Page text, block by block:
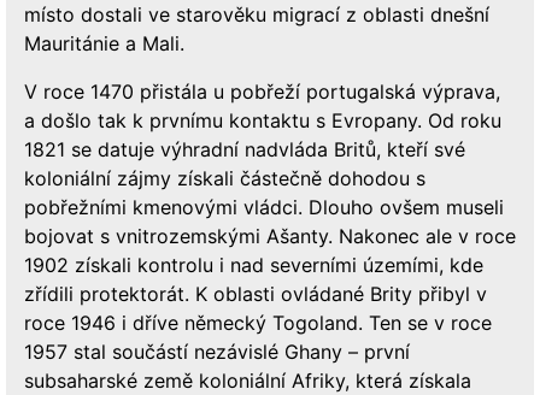
místo dostali ve starověku migrací z oblasti dnešní
Mauritánie a Mali.
V roce 1470 přistála u pobřeží portugalská výprava,
a došlo tak k prvnímu kontaktu s Evropany. Od roku
1821 se datuje výhradní nadvláda Britů, kteří své
koloniální zájmy získali částečně dohodou s
pobřežními kmenovými vládci. Dlouho ovšem museli
bojovat s vnitrozemskými Ašanty. Nakonec ale v roce
1902 získali kontrolu i nad severními územími, kde
zřídili protektorát. K oblasti ovládané Brity přibyl v
roce 1946 i dříve německý Togoland. Ten se v roce
1957 stal součástí nezávislé Ghany – první
subsaharské země koloniální Afriky, která získala